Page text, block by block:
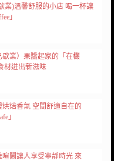
業)溫馨舒服的小店 喝一杯讓
」
歇業）果醬起家的「在欉
材迸出新滋味
烘焙香氣 空間舒適自在的
」
喧鬧讓人享受寧靜時光 來